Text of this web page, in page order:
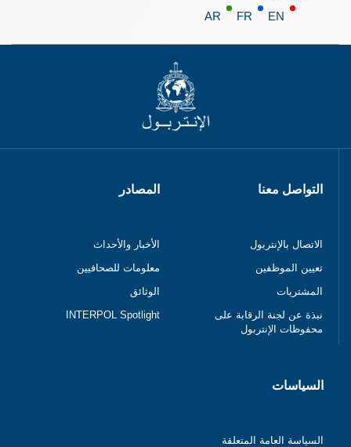
EN
FR
AR
التواصل معنا
الاتصال بالإنتربول
تعيين الموظفين
المشتريات
نبذة عن لجنة الرقابة على
محفوظات الإنتربول
المصادر
الأخبار والأحداث
معلومات للصحافيين
الوثائق
INTERPOL Spotlight
السياسات
السياسة العامة المتعلقة